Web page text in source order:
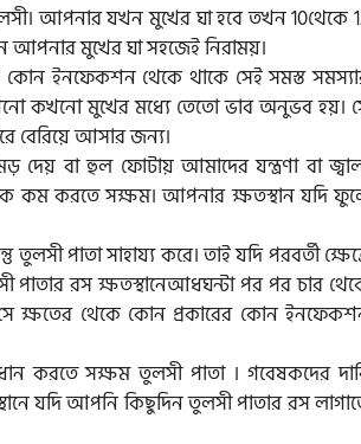
আপনার যখন মুখের ঘা হবে তখন 10থেকে
আপনার মুখের ঘা সহজেই নিরাময়।
কোন ইনফেকশন থেকে থাকে সেই সমস্ত
কখনো মুখের মধ্যে তেতো ভাব অনুভব হয়।
বেরিয়ে আসার জন্য।
বা হুল ফোটায় আমাদের যন্ত্রণা বা
কম করতে সক্ষম। আপনার ক্ষতস্থান যদি
পাতা সাহায্য করে। তাই যদি পরবর্তী
রস ক্ষতস্থানেআধঘন্টা পর পর চার
সে ক্ষতের থেকে কোন প্রকারের কোন
করতে সক্ষম তুলসী পাতা । গবেষকদের
যদি আপনি কিছুদিন তুলসী পাতার রস